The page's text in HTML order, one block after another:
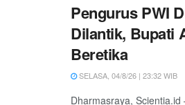
Pengurus PWI
Dilantik, Bupati
Beretika
SELASA, 04/8/26 | 23:32 WIB
Dharmasraya,